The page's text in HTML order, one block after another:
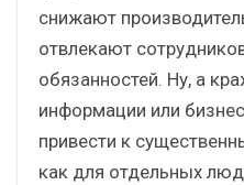
снижают
отвлекают
обязанностей. Ну, а
информации или
привести к
как для отдельных